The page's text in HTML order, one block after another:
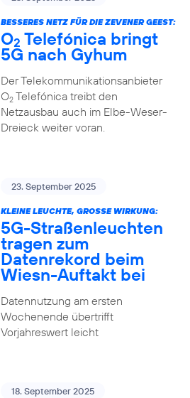
BESSERES NETZ FÜR DIE ZEVENER GEEST:
O2 Telefónica bringt
5G nach Gyhum
Der Telekommunikationsanbieter
O2Telefónica treibt den
Netzausbau auch im Elbe-Weser-
Dreieck weiter voran.
23. September 2025
KLEINE LEUCHTE, GROSSE WIRKUNG:
5G-Straßenleuchten
tragen zum
Datenrekord beim
Wiesn-Auftakt bei
Datennutzung am ersten
Wochenende übertrifft
Vorjahreswert leicht
18. September 2025